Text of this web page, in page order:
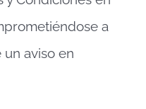
a
aviso en